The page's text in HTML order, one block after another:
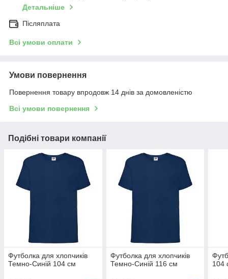
Детальніше
Післяплата
Всі умови оплати
Умови повернення
Повернення товару впродовж 14 днів за домовленістю
Всі умови повернення
Подібні товари компанії
Футболка для хлопчиків
Темно-Синій 104 см
Футболка для хлопчиків
Темно-Синій 116 см
104